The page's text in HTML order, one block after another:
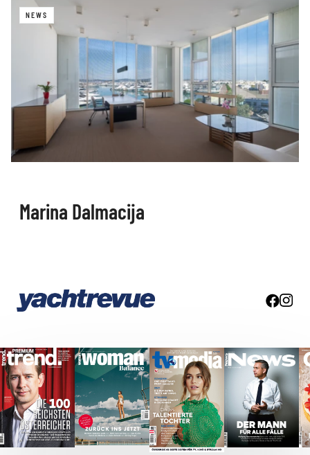
NEWS
Marina Dalmacija